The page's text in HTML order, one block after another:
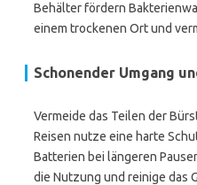
Behälter fördern
einem trockenen Ort und
Schonender Umgang
Vermeide das Teilen der
Reisen nutze eine harte
Batterien bei längeren
die Nutzung und reinige das